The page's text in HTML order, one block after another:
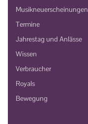
Musikneuerscheinungen
Termine
Jahrestag und Anlässe
Wissen
Verbraucher
Royals
Bewegung